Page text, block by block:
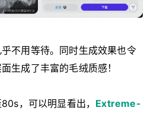
不用等待。同时生成效果也令
生成了丰富的毛绒质感！
，可以明显看出， Extreme-